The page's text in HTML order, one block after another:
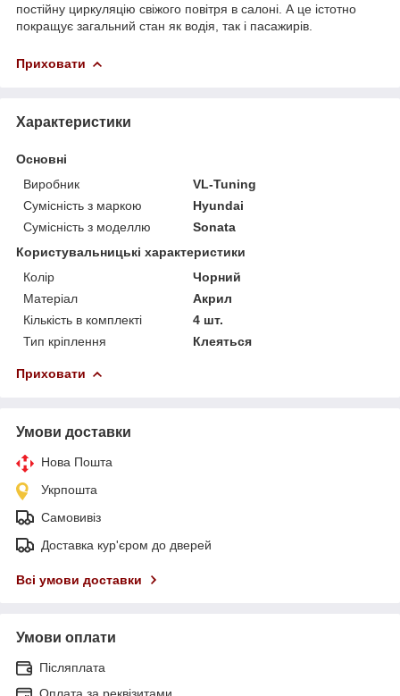
постійну циркуляцію свіжого повітря в салоні. А це істотно
покращує загальний стан як водія, так і пасажирів.
Приховати
Характеристики
Основні
Виробник
VL-Tuning
Сумісність з маркою
Hyundai
Сумісність з моделлю
Sonata
Користувальницькі характеристики
Колір
Чорний
Матеріал
Акрил
Кількість в комплекті
4 шт.
Тип кріплення
Клеяться
Приховати
Умови доставки
Нова Пошта
Укрпошта
Самовивіз
Доставка кур'єром до дверей
Всі умови доставки
Умови оплати
Післяплата
Оплата за реквізитами